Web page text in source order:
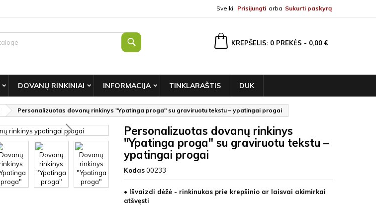
Sveiki, Prisijungti arba Sukurti paskyrą
KREPŠELIS 0 PREKĖS - 0,00 €
DOVANŲ RINKINIAI INFORMACIJA TINKLARAŠTIS DUK
Personalizuotas dovanų rinkinys "Ypatinga proga" su graviruotu tekstu – ypatingai progai
Personalizuotas dovanų rinkinys
"Ypatinga proga" su graviruotu tekstu –
ypatingai progai
Kodas00233
• Išvaizdi dėžė - rinkinukas prie krepšinio ar laisvai akimirkai
atšvęsti